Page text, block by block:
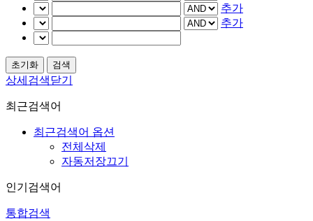
추가
추가
상세검색닫기
최근검색어
최근검색어 옵션
전체삭제
자동저장끄기
인기검색어
통합검색